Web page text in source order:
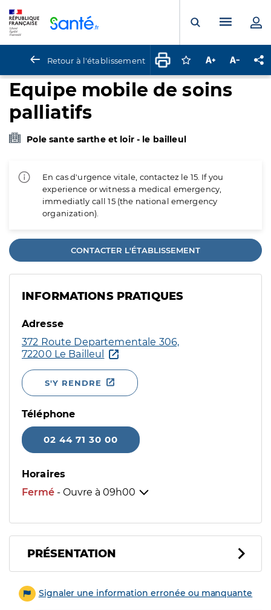
Ouvrir laMenu
Retour à l'établissement Connectez-vous
Augmenter la
Equipe mobile de soins
palliatifs
Pole sante sarthe et loir - le bailleul
En cas d'urgence vitale, contactez le 15. If you
experience or witness a medical emergency,
immediatly call 15 (the national emergency
organization).
CONTACTER L'ÉTABLISSEMENT
INFORMATIONS PRATIQUES
Adresse
372 Route Departementale 306,
72200 Le Bailleul
S'Y RENDRE
Téléphone
02 44 71 30 00
Horaires
Fermé - Ouvre à 09h00
PRÉSENTATION
Signaler une information erronée ou manquante